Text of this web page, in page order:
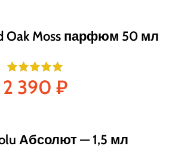
Oak Moss парфюм 50 мл
2 390 ₽
Абсолют — 1,5 мл